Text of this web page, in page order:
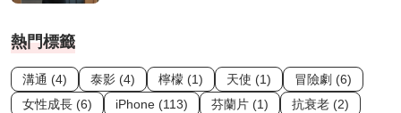
熱門標籤
溝通 (4) 泰影 (4) 檸檬 (1) 天使 (1)
冒險劇 (6)
女性成長 (6)
iPhone (113) 芬蘭片 (1)
抗衰老 (2)